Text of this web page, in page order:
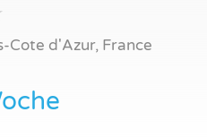
Cote d'Azur, France